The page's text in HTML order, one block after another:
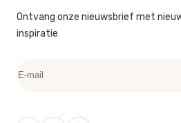
Ontvang onze nieuwsbrief met
inspiratie